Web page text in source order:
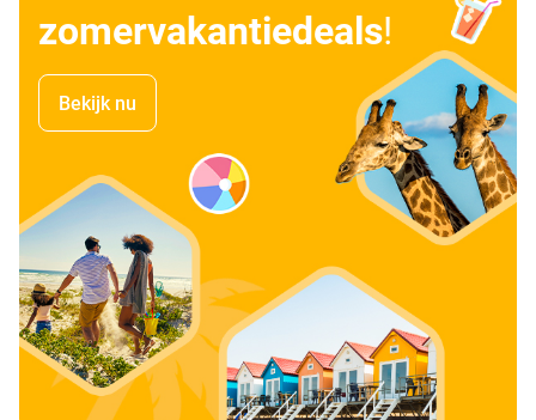
zomervakantiedeals!
Bekijk nu